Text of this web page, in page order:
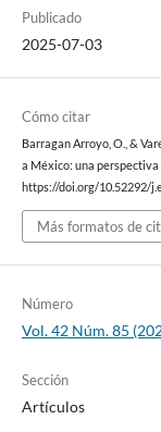
Publicado
2025-07-03
Cómo citar
Barragan Arroyo, O., &
a México: una perspectiva
https://doi.org/10.52292/
Más formatos de
Número
Vol. 42 Núm. 85
Sección
Artículos